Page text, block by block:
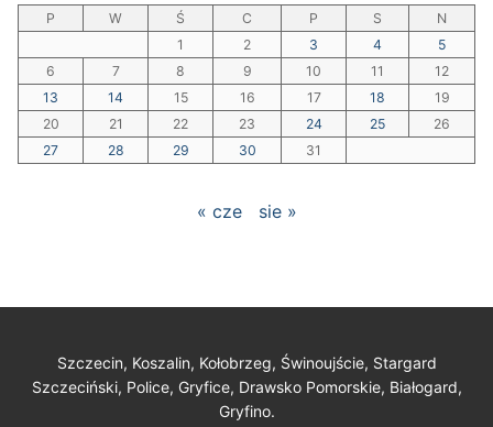
P W Ś C P S
N
1
2 3 4
5
6
7 8 9 10 11
12
13
14 15 16 17 18
19
20
21 22 23 24 25
26
27
28 29 30 31
« cze sie »
Szczecin, Koszalin, Kołobrzeg, Świnoujście, Stargard
Szczeciński, Police, Gryfice, Drawsko Pomorskie, Białogard,
Gryfino.